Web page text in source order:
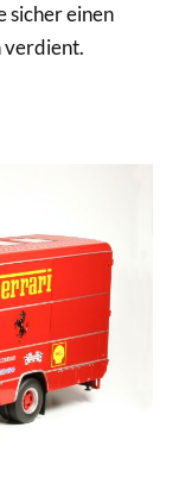
sicher einen
verdient.